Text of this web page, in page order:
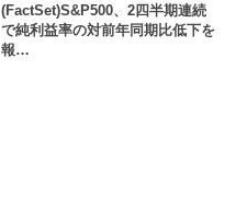
(FactSet)S&P500、2四半期連続
で純利益率の対前年同期比低下を
報…